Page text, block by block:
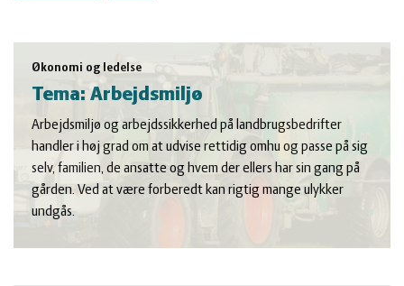
Økonomi og ledelse
Tema: Arbejdsmiljø
Arbejdsmiljø og arbejdssikkerhed på landbrugsbedrifter
handler i høj grad om at udvise rettidig omhu og passe på sig
selv, familien, de ansatte og hvem der ellers har sin gang på
gården. Ved at være forberedt kan rigtig mange ulykker
undgås.